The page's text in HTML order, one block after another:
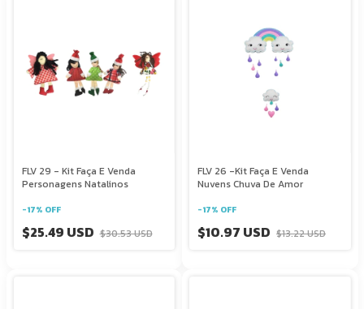
FLV 29 - Kit Faça E Venda
Personagens Natalinos
-17% OFF
$25.49 USD $30.53 USD
FLV 26 -Kit Faça E Venda
Nuvens Chuva De Amor
-17% OFF
$10.97 USD $13.22 USD